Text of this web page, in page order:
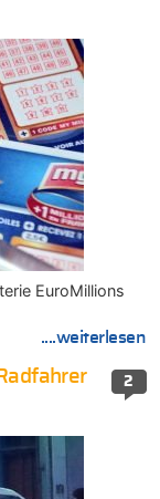
EuroMillions
....weiterlesen
2